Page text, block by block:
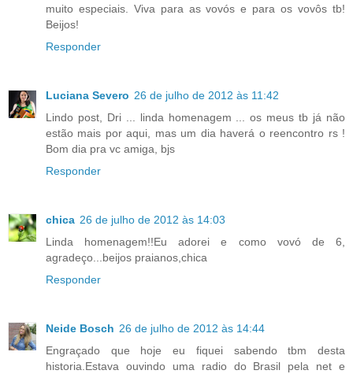
muito especiais. Viva para as vovós e para os vovôs tb!
Beijos!
Responder
Luciana Severo 26 de julho de 2012 às 11:42
Lindo post, Dri ... linda homenagem ... os meus tb já não
estão mais por aqui, mas um dia haverá o reencontro rs !
Bom dia pra vc amiga, bjs
Responder
chica 26 de julho de 2012 às 14:03
Linda homenagem!!Eu adorei e como vovó de 6,
agradeço...beijos praianos,chica
Responder
Neide Bosch 26 de julho de 2012 às 14:44
Engraçado que hoje eu fiquei sabendo tbm desta
historia.Estava ouvindo uma radio do Brasil pela net e